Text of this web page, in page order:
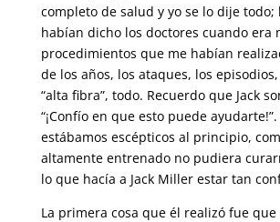
completo de salud y yo se lo dije todo;
habían dicho los doctores cuando era
procedimientos que me habían
de los años, los ataques, los
“alta fibra”, todo. Recuerdo que Jack
“¡Confío en que esto puede
estábamos escépticos al principio,
altamente entrenado no pudiera
lo que hacía a Jack Miller estar tan
La primera cosa que él realizó fue que